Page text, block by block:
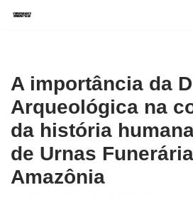
conteúdo
A importância da
Arqueológica na
da história
de Urnas
Amazônia